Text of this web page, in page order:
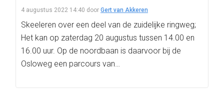
4 augustus 2022 14:40 door Gert van Akkeren
Skeeleren over een deel van de zuidelijke ringweg;
Het kan op zaterdag 20 augustus tussen 14.00 en
16.00 uur. Op de noordbaan is daarvoor bij de
Osloweg een parcours van…